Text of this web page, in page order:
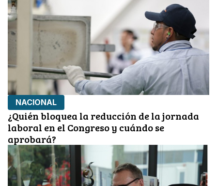
NACIONAL
¿Quién bloquea la reducción de la jornada
laboral en el Congreso y cuándo se
aprobará?